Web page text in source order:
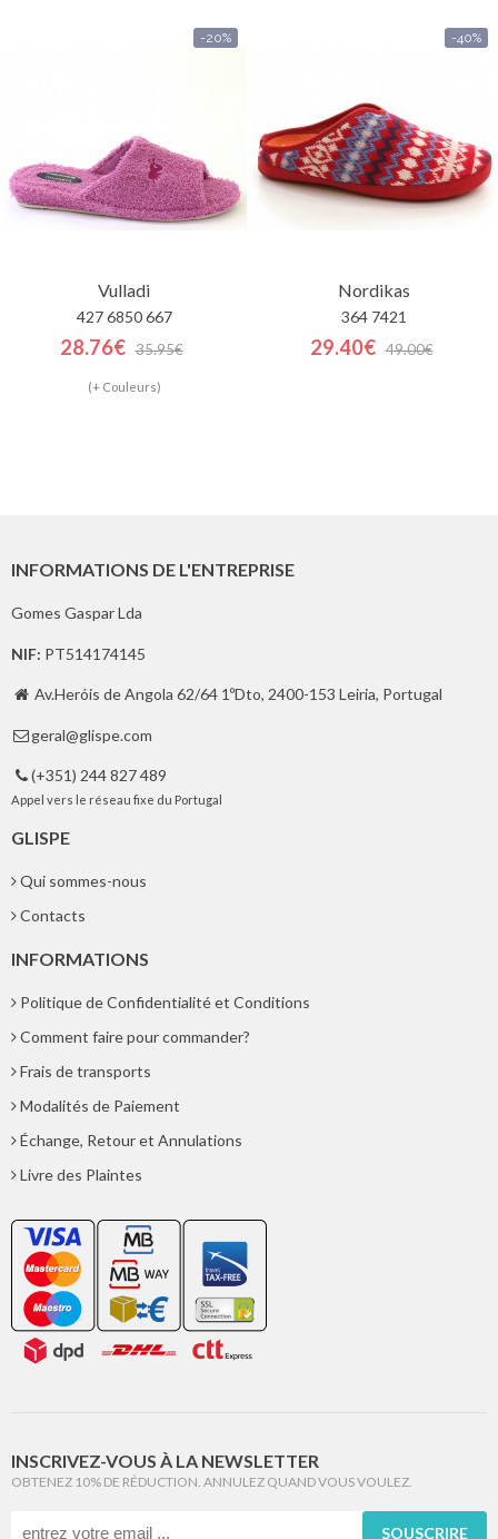
-20%
Vulladi
427 6850 667
28.76€ 35.95€
(+ Couleurs)
-40%
Nordikas
364 7421
29.40€ 49.00€
INFORMATIONS DE L'ENTREPRISE
Gomes Gaspar Lda
NIF: PT514174145
 Av.Heróis de Angola 62/64 1ºDto, 2400-153 Leiria, Portugal
 geral@glispe.com
 (+351) 244 827 489
Appel vers le réseau fixe du Portugal
GLISPE
Qui sommes-nous
Contacts
INFORMATIONS
Politique de Confidentialité et Conditions
Comment faire pour commander?
Frais de transports
Modalités de Paiement
Échange, Retour et Annulations
Livre des Plaintes
INSCRIVEZ-VOUS À LA NEWSLETTER
OBTENEZ 10% DE RÉDUCTION. ANNULEZ QUAND VOUS VOULEZ.
SOUSCRIRE